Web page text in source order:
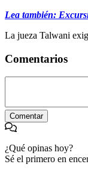
Lea también:
La jueza Talwani
Comentarios
Comentar
¿Qué opinas hoy?
Sé el primero en